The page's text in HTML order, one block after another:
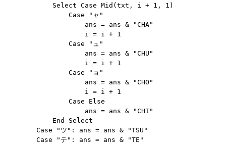
            Select Case Mid(txt, i + 1, 1)
                Case "ャ"
                    ans = ans & "CHA"
                    i = i + 1
                Case "ュ"
                    ans = ans & "CHU"
                    i = i + 1
                Case "ョ"
                    ans = ans & "CHO"
                    i = i + 1
                Case Else
                    ans = ans & "CHI"
            End Select
        Case "ツ": ans = ans & "TSU"
        Case "テ": ans = ans & "TE"